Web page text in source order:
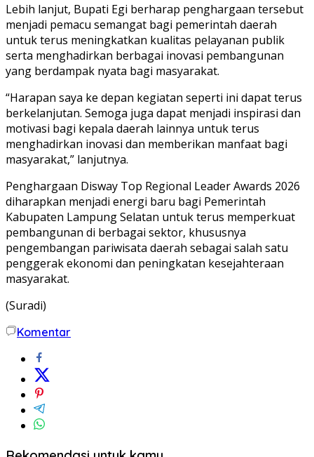
Lebih lanjut, Bupati Egi berharap penghargaan tersebut
menjadi pemacu semangat bagi pemerintah daerah
untuk terus meningkatkan kualitas pelayanan publik
serta menghadirkan berbagai inovasi pembangunan
yang berdampak nyata bagi masyarakat.
“Harapan saya ke depan kegiatan seperti ini dapat terus
berkelanjutan. Semoga juga dapat menjadi inspirasi dan
motivasi bagi kepala daerah lainnya untuk terus
menghadirkan inovasi dan memberikan manfaat bagi
masyarakat,” lanjutnya.
Penghargaan Disway Top Regional Leader Awards 2026
diharapkan menjadi energi baru bagi Pemerintah
Kabupaten Lampung Selatan untuk terus memperkuat
pembangunan di berbagai sektor, khususnya
pengembangan pariwisata daerah sebagai salah satu
penggerak ekonomi dan peningkatan kesejahteraan
masyarakat.
(Suradi)
Komentar